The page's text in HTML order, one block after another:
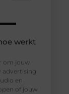
werkt
om jouw
advertising
en
of jouw